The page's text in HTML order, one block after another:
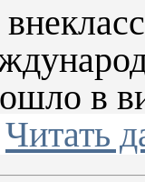
в
Читать